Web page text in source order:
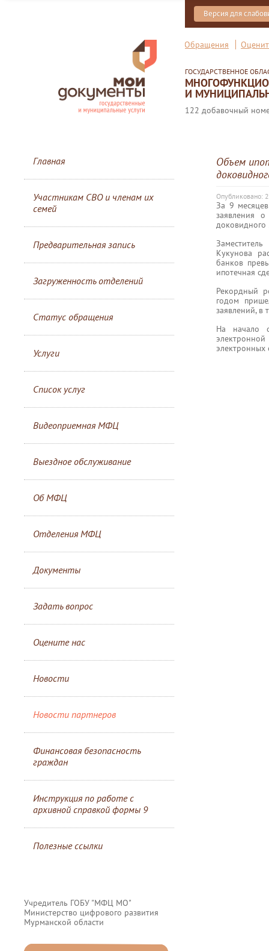
Версия для
Обращения
ГОСУДАРСТВЕННОЕ
И
122 добавочный
Главная
Участникам СВО и членам их
семей
Предварительная запись
Загруженность отделений
Статус обращения
Услуги
Список услуг
Видеоприемная МФЦ
Выездное обслуживание
Об МФЦ
Отделения МФЦ
Документы
Задать вопрос
Оцените нас
Новости
Новости партнеров
Финансовая безопасность
граждан
Инструкция по работе с
архивной справкой формы 9
Полезные ссылки
Учредитель ГОБУ "МФЦ МО"
Министерство цифрового развития
Мурманской области
Объем
Опубликовано:
За 9
заявления
Кукунова
банков
ипотечная
Рекордный
годом
заявлений, в
На начало